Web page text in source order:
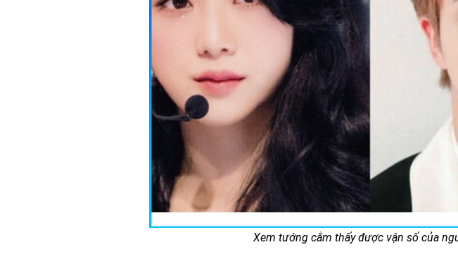
Xem tướng cằm thấy được vận số của